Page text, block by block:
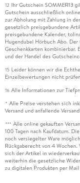
12 Ihr Gutschein SOMMER13
Gutschein ausschließlich
zur Abholung mit Zahlung in
gesetzlich preisgebundene
preisgebundene Kalender,
Hugendubel Hörbuch Abo.
Geschenkkarten kombinierbar.
und der Handel des
15 Leider können wir die
Einzelbewertungen nicht
16 Alle Informationen zur
* Alle Preise verstehen sich
Versand und anfallende
*** Alle online gekauften
100 Tagen nach Kaufdatum.
noch versiegelter Ware
Rückgaberecht von 4 Wochen.
sich der Artikel in
weiterhin die gesetzliche
zu digitalen Produkten per